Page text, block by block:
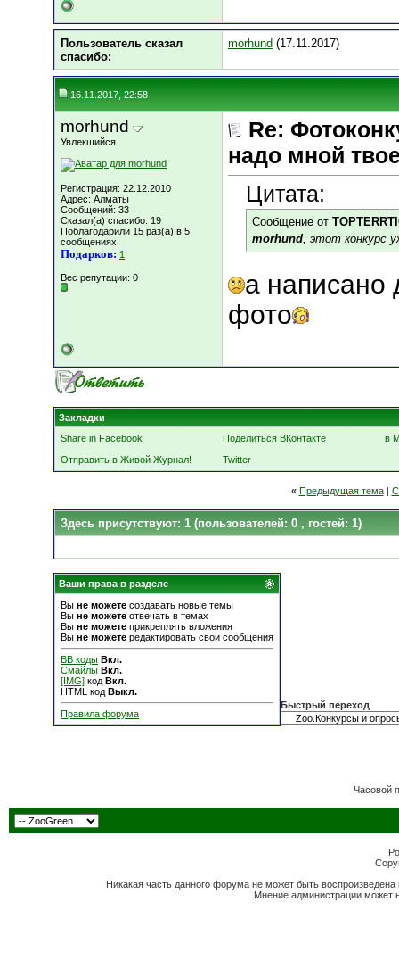
Пользователь сказал
cпасибо:
morhund (17.11.2017)
16.11.2017, 22:58
morhund
Увлекшийся
Регистрация: 22.12.2010
Адрес: Алматы
Сообщений: 33
Сказал(а) спасибо: 19
Поблагодарили 15 раз(а) в 5
сообщениях
Подарков: 1
Вес репутации: 0
Re:
надо мной
Цитата:
Сообщение от
morhund, этот конкурс
а написано
фото
Закладки
Share in Facebook
Поделиться ВКонтакте
в
Отправить в Живой Журнал!
Twitter
« Предыдущая тема|
Здесь присутствуют: 1 (пользователей: 0 , гостей: 1)
Ваши права в разделе
Вы не можете создавать новые темы
Вы не можете отвечать в темах
Вы не можете прикреплять вложения
Вы не можете редактировать свои сообщения
BB коды Вкл.
Смайлы Вкл.
[IMG] код Вкл.
HTML код Выкл.
Правила форума
Быстрый переход
Часовой
Никакая часть данного форума не может быть
Мнение администрации может